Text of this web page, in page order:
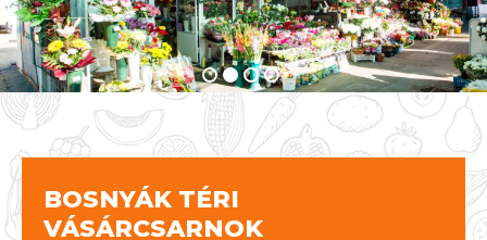
BOSNYÁK TÉRI
VÁSÁRCSARNOK